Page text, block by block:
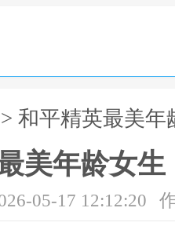
> 和平精英最美
美年龄女
05-17 12:12:20